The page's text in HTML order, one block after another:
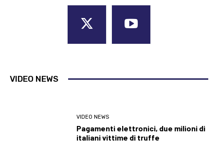
VIDEO NEWS
VIDEO NEWS
Pagamenti elettronici, due milioni di
italiani vittime di truffe